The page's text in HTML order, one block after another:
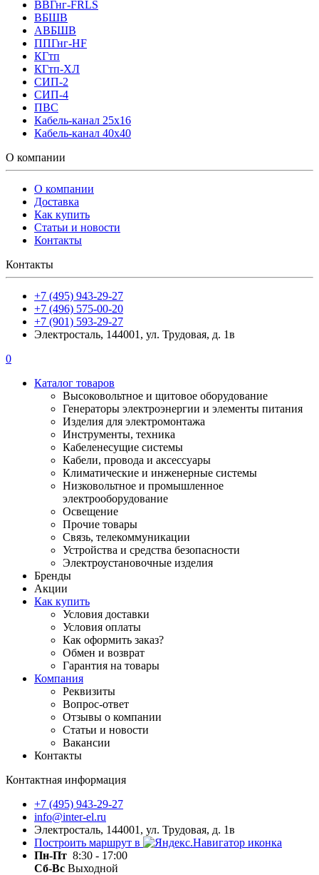
ВВГнг-FRLS
ВБШВ
АВБШВ
ППГнг-HF
КГтп
КГтп-ХЛ
СИП-2
СИП-4
ПВС
Кабель-канал 25х16
Кабель-канал 40х40
О компании
О компании
Доставка
Как купить
Статьи и новости
Контакты
Контакты
+7 (495) 943-29-27
+7 (496) 575-00-20
+7 (901) 593-29-27
Электросталь, 144001, ул. Трудовая, д. 1в
0
Каталог товаров
Высоковольтное и щитовое оборудование
Генераторы электроэнергии и элементы питания
Изделия для электромонтажа
Инструменты, техника
Кабеленесущие системы
Кабели, провода и аксессуары
Климатические и инженерные системы
Низковольтное и промышленное
электрооборудование
Освещение
Прочие товары
Связь, телекоммуникации
Устройства и средства безопасности
Электроустановочные изделия
Бренды
Акции
Как купить
Условия доставки
Условия оплаты
Как оформить заказ?
Обмен и возврат
Гарантия на товары
Компания
Реквизиты
Вопрос-ответ
Отзывы о компании
Статьи и новости
Вакансии
Контакты
Контактная информация
+7 (495) 943-29-27
info@inter-el.ru
Электросталь, 144001, ул. Трудовая, д. 1в
Построить маршрут в
Пн-Пт 8:30 - 17:00
Сб-Вс Выходной